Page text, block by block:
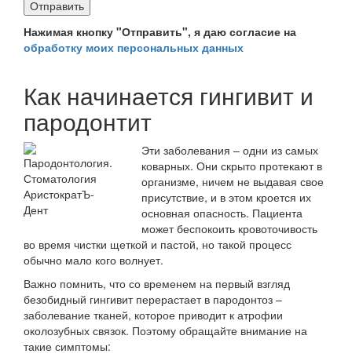
Нажимая кнопку "Отправить", я даю согласие на
обработку моих персональных данных
Как начинается гингивит и
пародонтит
Эти заболевания – одни из самых
коварных. Они скрыто протекают в
организме, ничем не выдавая свое
присутствие, и в этом кроется их
основная опасность. Пациента
может беспокоить кровоточивость
во время чистки щеткой и пастой, но такой процесс
обычно мало кого волнует.
Важно помнить, что со временем на первый взгляд
безобидный гингивит перерастает в пародонтоз –
заболевание тканей, которое приводит к атрофии
околозубных связок. Поэтому обращайте внимание на
такие симптомы: